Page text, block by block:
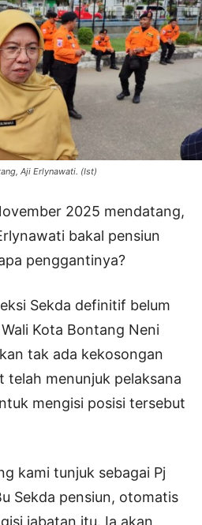
Aji Erlynawati. (Ist)
2025 mendatang,
bakal pensiun
penggantinya?
Sekda definitif belum
Kota Bontang Neni
tak ada kekosongan
telah menunjuk pelaksana
mengisi posisi tersebut
kami tunjuk sebagai Pj
Sekda pensiun, otomatis
jabatan itu. Ia akan